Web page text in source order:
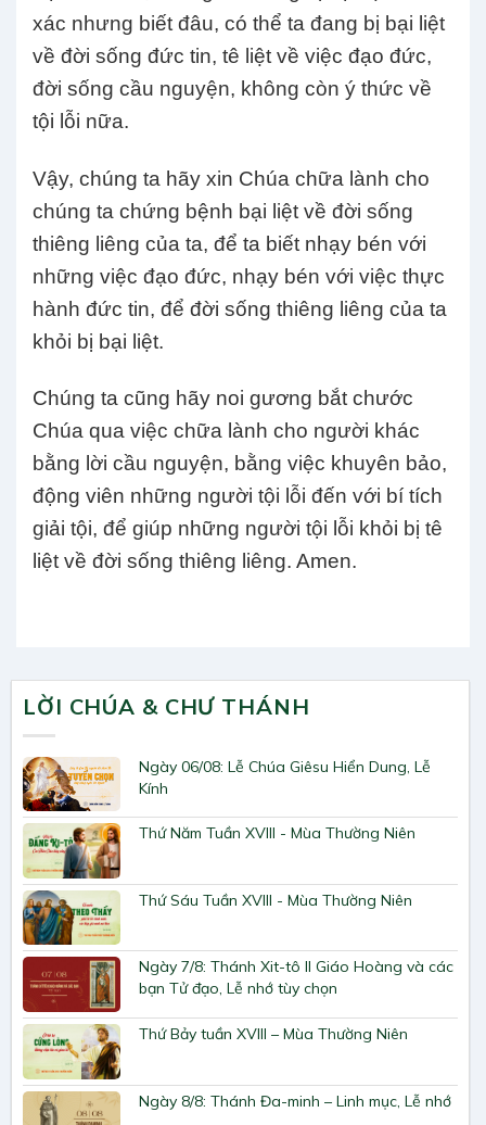
xác nhưng biết đâu, có thể ta đang bị bại liệt
về đời sống đức tin, tê liệt về việc đạo đức,
đời sống cầu nguyện, không còn ý thức về
tội lỗi nữa.
Vậy, chúng ta hãy xin Chúa chữa lành cho
chúng ta chứng bệnh bại liệt về đời sống
thiêng liêng của ta, để ta biết nhạy bén với
những việc đạo đức, nhạy bén với việc thực
hành đức tin, để đời sống thiêng liêng của ta
khỏi bị bại liệt.
Chúng ta cũng hãy noi gương bắt chước
Chúa qua việc chữa lành cho người khác
bằng lời cầu nguyện, bằng việc khuyên bảo,
động viên những người tội lỗi đến với bí tích
giải tội, để giúp những người tội lỗi khỏi bị tê
liệt về đời sống thiêng liêng. Amen.
LỜI CHÚA & CHƯ THÁNH
Ngày 06/08: Lễ Chúa Giêsu Hiển Dung, Lễ
Kính
Thứ Năm Tuần XVIII - Mùa Thường Niên
Thứ Sáu Tuần XVIII - Mùa Thường Niên
Ngày 7/8: Thánh Xit-tô II Giáo Hoàng và các
bạn Tử đạo, Lễ nhớ tùy chọn
Thứ Bảy tuần XVIII – Mùa Thường Niên
Ngày 8/8: Thánh Đa-minh – Linh mục, Lễ nhớ